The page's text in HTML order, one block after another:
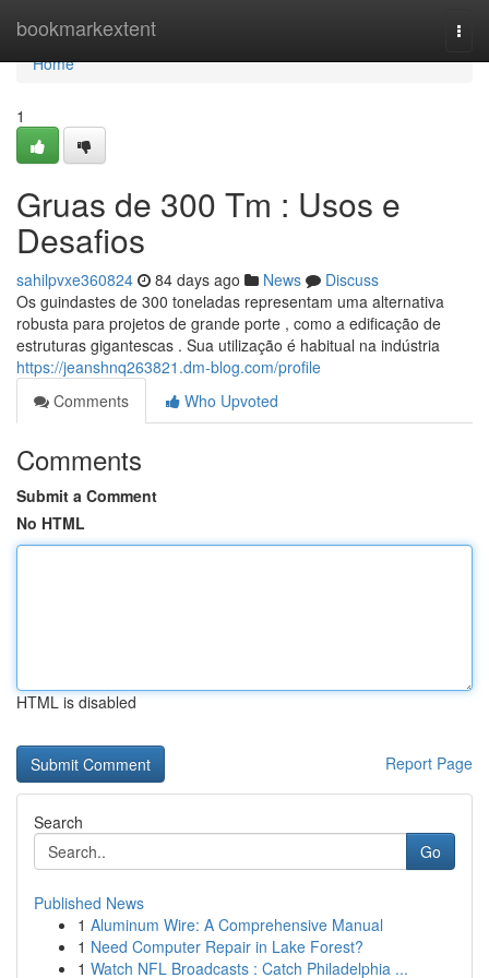
bookmarkextent
Home
Home
1
Gruas de 300 Tm : Usos e
Desafios
sahilpvxe360824 84 days ago News
Discuss
Os guindastes de 300 toneladas representam uma alternativa
robusta para projetos de grande porte , como a edificação de
estruturas gigantescas . Sua utilização é habitual na indústria
https://jeanshnq263821.dm-blog.com/profile
Comments
Who Upvoted
Comments
Submit a Comment
No HTML
HTML is disabled
Report Page
Search
Go
Published News
1 Aluminum Wire: A Comprehensive Manual
1 Need Computer Repair in Lake Forest?
1 Watch NFL Broadcasts : Catch Philadelphia ...